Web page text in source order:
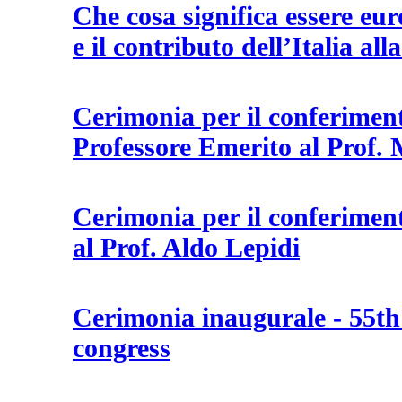
Che cosa significa essere
e il contributo dell’Italia
Cerimonia per il
Professore Emerito al Prof.
Cerimonia per il
al Prof. Aldo Lepidi
Cerimonia inaugurale -
congress